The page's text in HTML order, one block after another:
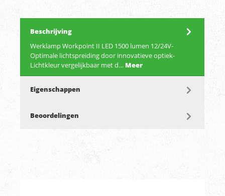
Beschrijving
Werklamp Workpoint II LED 1500 lumen 12/24V-
Optimale lichtspreiding door innovatieve optiek-
Lichtkleur vergelijkbaar met d… Meer
Eigenschappen
Beoordelingen